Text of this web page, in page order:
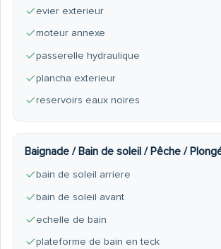
Boats, Ranieri
Nos secteurs: Port Camargue, Grau du Roi,
Motte, Carnon, Palavas, CAP d’Agde, Sète,
evier exterieur
moteur annexe
passerelle hydraulique
plancha exterieur
reservoirs eaux noires
Baignade / Bain de soleil / Pêche /
bain de soleil arriere
bain de soleil avant
echelle de bain
plateforme de bain en teck